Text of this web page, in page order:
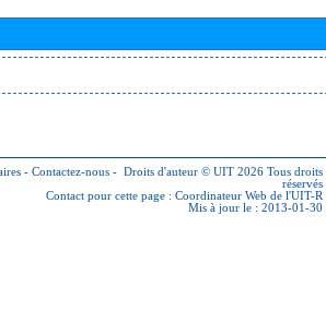
- Contactez-nous - Droits d'auteur © UIT 2026 Tous droits
réservés
Contact pour cette page : Coordinateur Web de l'UIT-R
Mis à jour le : 2013-01-30